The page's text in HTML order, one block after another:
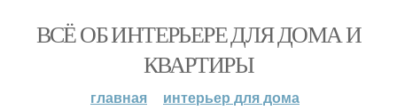
ВСЁ ОБ ИНТЕРЬЕРЕ ДЛЯ ДОМА И
КВАРТИРЫ
главная
интерьер для дома